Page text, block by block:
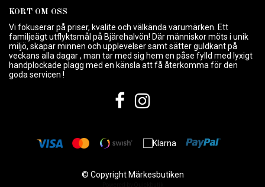
KORT OM OSS
Vi fokuserar på priser, kvalite och välkända varumärken. Ett
familjeägt utflyktsmål på Bjärehalvön! Där människor möts i unik
miljö, skapar minnen och upplevelser samt sätter guldkant på
veckans alla dagar , man tar med sig hem en påse fylld med lyxigt
handplockade plagg med en känsla att få återkomma för den
goda servicen !
© Copyright Märkesbutiken